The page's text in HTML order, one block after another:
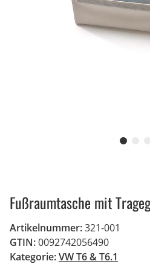
Fußraumtasche mit
Artikelnummer:321-001
GTIN:0092742056490
Kategorie:VW T6 & T6.1